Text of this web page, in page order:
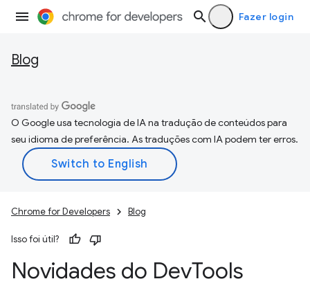
Fazer login
Blog
O Google usa tecnologia de IA na tradução de conteúdos para
seu idioma de preferência. As traduções com IA podem ter erros.
Chrome for Developers Blog
Isso foi útil?
Novidades do DevTools